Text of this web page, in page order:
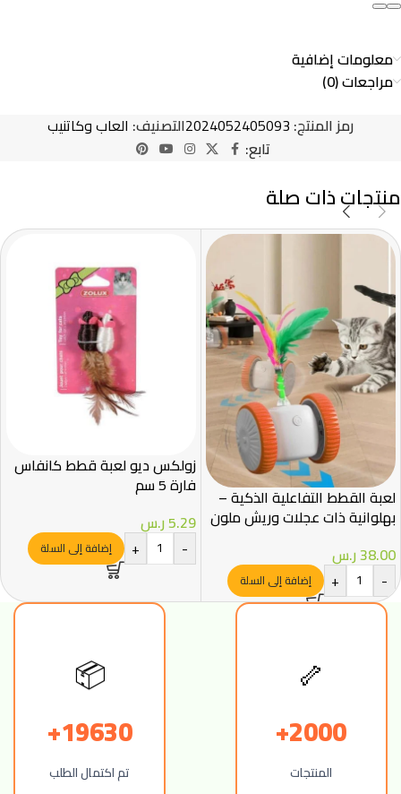
معلومات إضافية
مراجعات (0)
رمز المنتج: 2024052405093التصنيف: العاب وكاتنيب
تابع:
منتجات ذات صلة
لعبة القطط التفاعلية الذكية –
بهلوانية ذات عجلات وريش ملون
38.00ر.س
-
+ إضافة إلى السلة
زولكس ديو لعبة قطط كانفاس
فارة 5 سم
5.29ر.س
-
+ إضافة إلى السلة
🦴
2000+
المنتجات
📦
19630+
تم اكتمال الطلب